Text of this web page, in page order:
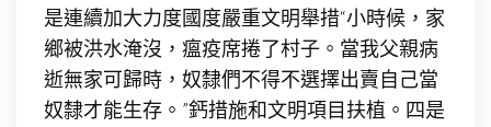
是連續加大力度國度嚴重文明舉措“小時候，家
鄉被洪水淹沒，瘟疫席捲了村子。當我父親病
逝無家可歸時，奴隸們不得不選擇出賣自己當
奴隸才能生存。”鈣措施和文明項目扶植。四是